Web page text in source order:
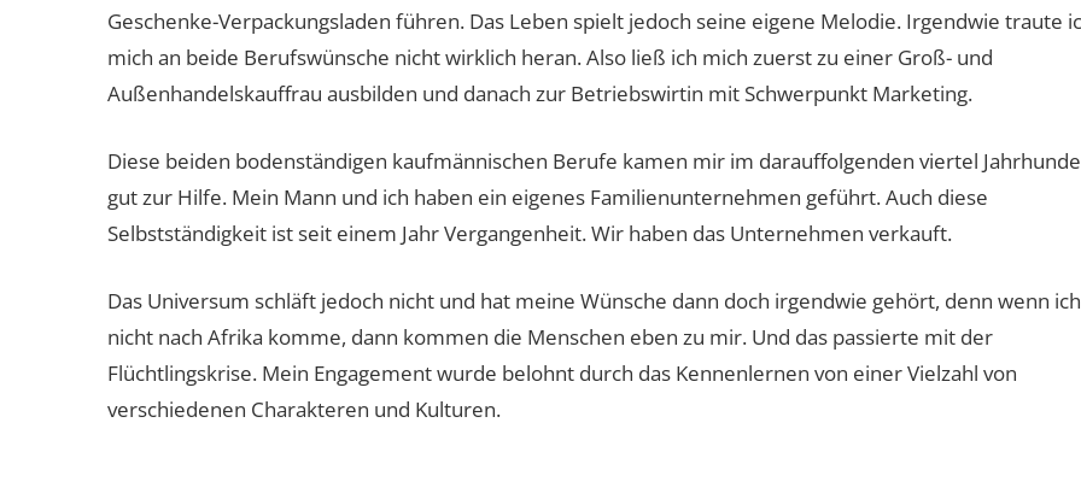
Geschenke-Verpackungsladen führen. Das Leben spielt jedoch seine eigene Melodie. Irgendwie traute
mich an beide Berufswünsche nicht wirklich heran. Also ließ ich mich zuerst zu einer Groß- und
Außenhandelskauffrau ausbilden und danach zur Betriebswirtin mit Schwerpunkt Marketing.
Diese beiden bodenständigen kaufmännischen Berufe kamen mir im darauffolgenden viertel
gut zur Hilfe. Mein Mann und ich haben ein eigenes Familienunternehmen geführt. Auch diese
Selbstständigkeit ist seit einem Jahr Vergangenheit. Wir haben das Unternehmen verkauft.
Das Universum schläft jedoch nicht und hat meine Wünsche dann doch irgendwie gehört, denn wenn ich
nicht nach Afrika komme, dann kommen die Menschen eben zu mir. Und das passierte mit der
Flüchtlingskrise. Mein Engagement wurde belohnt durch das Kennenlernen von einer Vielzahl von
verschiedenen Charakteren und Kulturen.